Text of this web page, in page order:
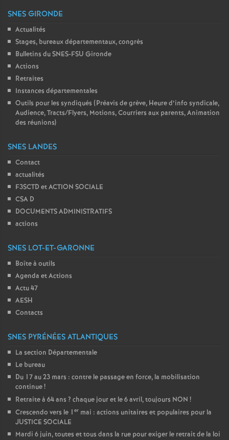
SNES GIRONDE
Actualités
Stages, bureaux départementaux, congrès
Bulletins du SNES-FSU Gironde
Actions
Retraites
Instances départementales
Outils pour les syndiqués (Préavis de grève, Heure d’info syndicale,
Audience, Tracts/Flyers, Motions, Courriers aux parents, Animation
des réunions)
SNES LANDES
Contact
actualités
F3SCTD et ACTION SOCIALE
CSA D
DOCUMENTS ADMINISTRATIFS
actions
SNES LOT-ET-GARONNE
Boîte à outils
Agenda et Actions
Actu 47
AESH
Contacts
SNES PYRÉNÉES ATLANTIQUES
La section Départementale
Le bureau
Du 17 au 23 mars : contre le passage en force, la mobilisation
continue!
Retraite à 64 ans ? chaque jour et le 6 avril, toujours NON !
Crescendo vers le 1 er mai : actions unitaires et populaires pour la
JUSTICE SOCIALE
Mardi 6 juin, toutes et tous dans la rue pour exiger le retrait de la loi